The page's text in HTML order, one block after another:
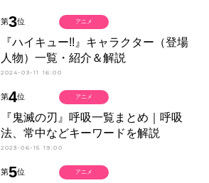
第3位
『ハイキュー!!』キャラクター（登場
人物）一覧・紹介＆解説
2024-03-11 16:00
アニメ
第4位
『鬼滅の刃』呼吸一覧まとめ｜呼吸
法、常中などキーワードを解説
2023-06-15 19:00
アニメ
第5位 アニメ